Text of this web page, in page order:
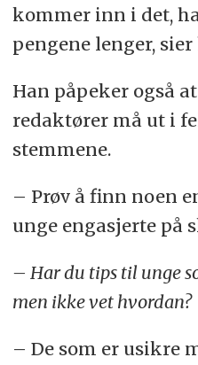
kommer inn i det,
pengene lenger, sier
Han påpeker også
redaktører må ut i
stemmene.
– Prøv å finn noen
unge engasjerte på
– Har du tips til unge
men ikke vet hvordan?
– De som er usikre